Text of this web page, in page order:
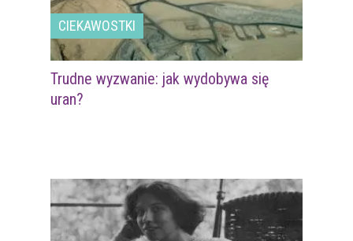
CIEKAWOSTKI
Trudne wyzwanie: jak wydobywa się
uran?